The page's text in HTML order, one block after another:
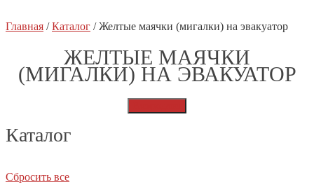
Главная / Каталог / Желтые маячки (мигалки) на эвакуатор
ЖЕЛТЫЕ МАЯЧКИ
(МИГАЛКИ) НА ЭВАКУАТОР
Каталог
Сбросить все